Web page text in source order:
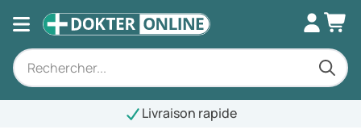
Livraison rapide